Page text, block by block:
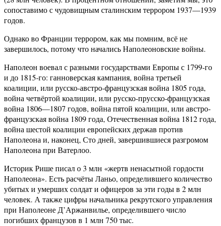
сопоставимо с чудовищным сталинским террором 1937—1939
годов.
Однако во Франции террором, как мы помним, всё не
завершилось, потому что начались Наполеоновские войны.
Наполеон воевал с разными государствами Европы с 1799-го
и до 1815-го: ганноверская кампания, война третьей
коалиции, или русско-австро-французская война 1805 года,
война четвёртой коалиции, или русско-прусско-французская
война 1806—1807 годов, война пятой коалиции, или австро-
французская война 1809 года, Отечественная война 1812 года,
война шестой коалиции европейских держав против
Наполеона и, наконец, Сто дней, завершившиеся разгромом
Наполеона при Ватерлоо.
Историк Рише писал о 3 млн «жертв ненасытной гордости
Наполеона». Есть расчёты Ланьо, определившего количество
убитых и умерших солдат и офицеров за эти годы в 2 млн
человек. А также цифры начальника рекрутского управления
при Наполеоне Д’Аржанвилье, определившего число
погибших французов в 1 млн 750 тыс.